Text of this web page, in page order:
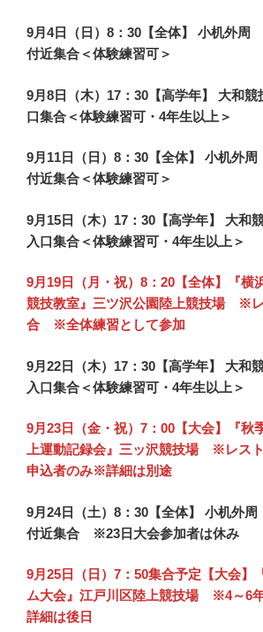
9月4日（日）8：30【全体】 小机外
付近集合＜体験練習可＞
9月8日（木）17：30【高学年】 大和
口集合＜体験練習可・4年生以上＞
9月11日（日）8：30【全体】 小机外
付近集合＜体験練習可＞
9月15日（木）17：30【高学年】 大
入口集合＜体験練習可・4年生以上＞
9月19日（月・祝）8：20【全体】『横
競技教室』三ツ沢公園陸上競技場 ※
合 ※全体練習として参加
9月22日（木）17：30【高学年】 大
入口集合＜体験練習可・4年生以上＞
9月23日（金・祝）7：00【大会】『秋
上運動記録会』三ッ沢競技場 ※レス
申込者のみ※詳細は別途
9月24日（土）8：30【全体】 小机外
付近集合 ※23日大会参加者は休み
9月25日（日）7：50集合予定【大会】
ム大会』江戸川区陸上競技場 ※4～6
詳細は後日